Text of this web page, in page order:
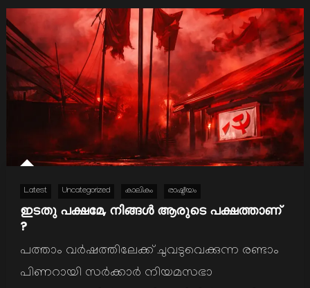
Latest Uncategorized കാലികം രാഷ്ടീയം
ഇടതു പക്ഷമേ, നിങ്ങള്‍ ആരുടെ പക്ഷത്താണ്
?
പത്താം വര്‍ഷത്തിലേക്ക് ചുവടുവെക്കുന്ന രണ്ടാം
പിണറായി സര്‍ക്കാര്‍ നിയമസഭാ